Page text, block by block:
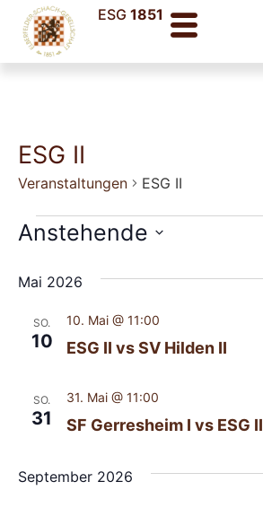
ESG1851
ESG II
Veranstaltungen ESG II
Anstehende
Mai 2026
SO.
10 ESG II vs SV Hilden II
10. Mai @ 11:00
SO.
31 SF Gerresheim I vs ESG II
31. Mai @ 11:00
September 2026